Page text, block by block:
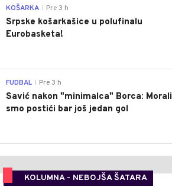
KOŠARKA Pre 3 h
Srpske košarkašice u polufinalu
Eurobasketa!
FUDBAL Pre 3 h
Savić nakon "minimalca" Borca: Morali
smo postići bar još jedan gol
KOLUMNA - NEBOJŠA ŠATARA